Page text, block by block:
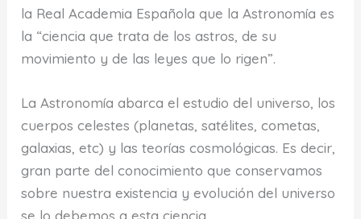
la Real Academia Española que la Astronomía es
la “ciencia que trata de los astros, de su
movimiento y de las leyes que lo rigen”.
La Astronomía abarca el estudio del universo, los
cuerpos celestes (planetas, satélites, cometas,
galaxias, etc) y las teorías cosmológicas. Es decir,
gran parte del conocimiento que conservamos
sobre nuestra existencia y evolución del universo
se lo debemos a esta ciencia.